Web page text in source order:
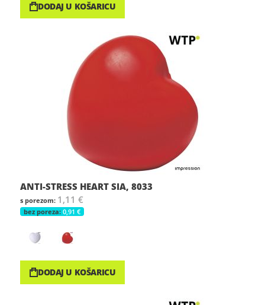
DODAJ U KOŠARICU
ANTI-STRESS HEART SIA, 8033
1,11 €
0,91 €
DODAJ U KOŠARICU